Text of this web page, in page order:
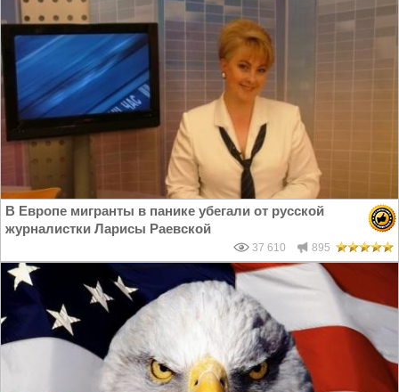
В Европе мигранты в панике убегали от русской
журналистки Ларисы Раевской
37 610 895